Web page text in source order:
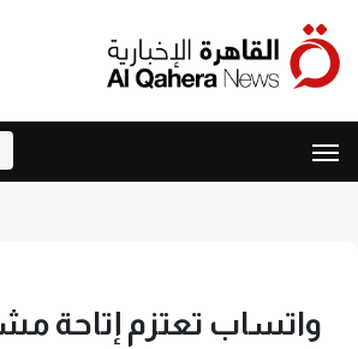
واتساب تعتزم إتاحة